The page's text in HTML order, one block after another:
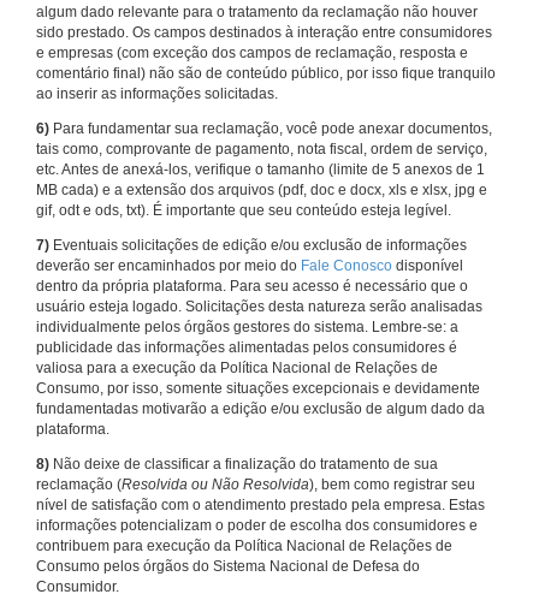
algum dado relevante para o tratamento da reclamação não houver
sido prestado. Os campos destinados à interação entre consumidores
e empresas (com exceção dos campos de reclamação, resposta e
comentário final) não são de conteúdo público, por isso fique tranquilo
ao inserir as informações solicitadas.
6) Para fundamentar sua reclamação, você pode anexar documentos,
tais como, comprovante de pagamento, nota fiscal, ordem de serviço,
etc. Antes de anexá-los, verifique o tamanho (limite de 5 anexos de 1
MB cada) e a extensão dos arquivos (pdf, doc e docx, xls e xlsx, jpg e
gif, odt e ods, txt). É importante que seu conteúdo esteja legível.
7) Eventuais solicitações de edição e/ou exclusão de informações
deverão ser encaminhados por meio do Fale Conosco disponível
dentro da própria plataforma. Para seu acesso é necessário que o
usuário esteja logado. Solicitações desta natureza serão analisadas
individualmente pelos órgãos gestores do sistema. Lembre-se: a
publicidade das informações alimentadas pelos consumidores é
valiosa para a execução da Política Nacional de Relações de
Consumo, por isso, somente situações excepcionais e devidamente
fundamentadas motivarão a edição e/ou exclusão de algum dado da
plataforma.
8) Não deixe de classificar a finalização do tratamento de sua
reclamação (Resolvida ou Não Resolvida), bem como registrar seu
nível de satisfação com o atendimento prestado pela empresa. Estas
informações potencializam o poder de escolha dos consumidores e
contribuem para execução da Política Nacional de Relações de
Consumo pelos órgãos do Sistema Nacional de Defesa do
Consumidor.